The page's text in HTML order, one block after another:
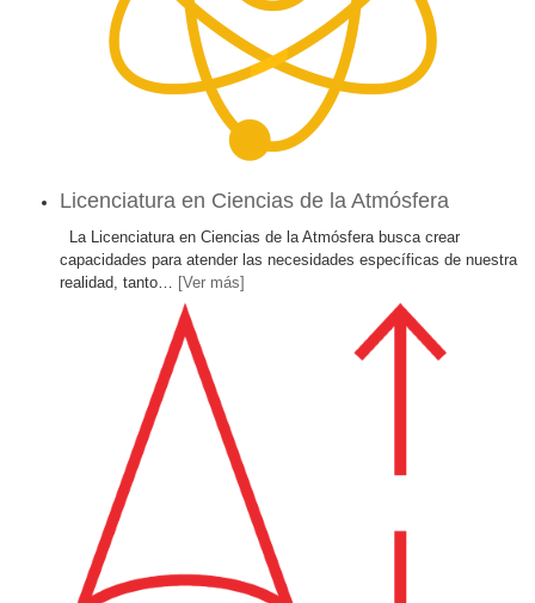
Licenciatura en Ciencias de la Atmósfera
La Licenciatura en Ciencias de la Atmósfera busca crear
capacidades para atender las necesidades específicas de nuestra
realidad, tanto
[Ver más]